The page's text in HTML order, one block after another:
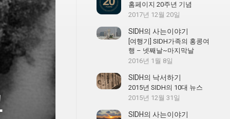
홈페이지 20주년 기념
2017년 12월 20일
SIDH의 사는이야기
[여행기] SIDH가족의 홍콩여
행 – 넷째날~마지막날
2016년 1월 8일
SIDH의 낙서하기
2015년 SIDH의 10대 뉴스
2015년 12월 31일
SIDH의 사는이야기